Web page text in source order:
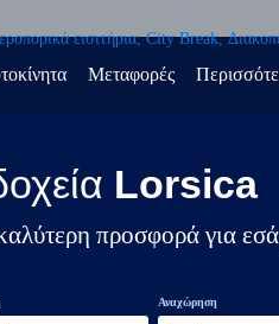
Μεταφορές
Lorsica
προσφορά για
Αναχώρηση